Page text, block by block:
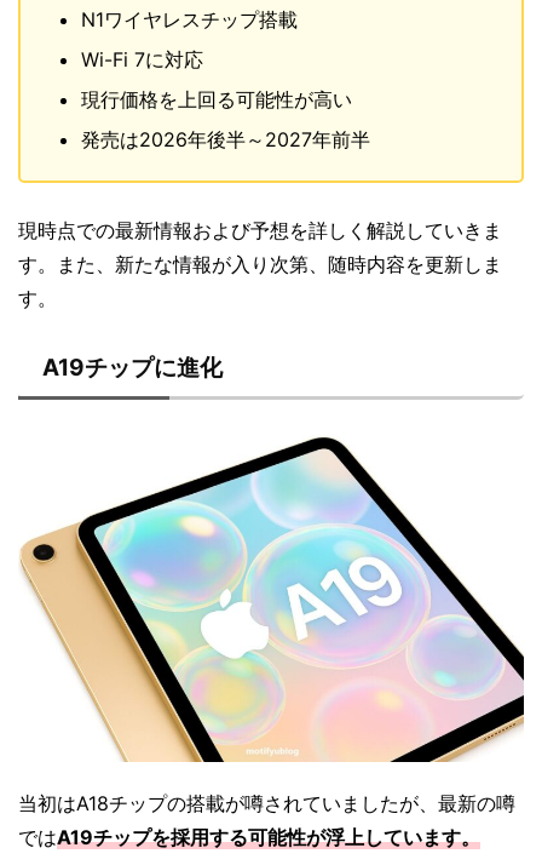
N1ワイヤレスチップ搭載
Wi-Fi 7に対応
現行価格を上回る可能性が高い
発売は2026年後半～2027年前半
現時点での最新情報および予想を詳しく解説していきま
す。また、新たな情報が入り次第、随時内容を更新しま
す。
A19チップに進化
当初はA18チップの搭載が噂されていましたが、最新の噂
ではA19チップを採用する可能性が浮上しています。